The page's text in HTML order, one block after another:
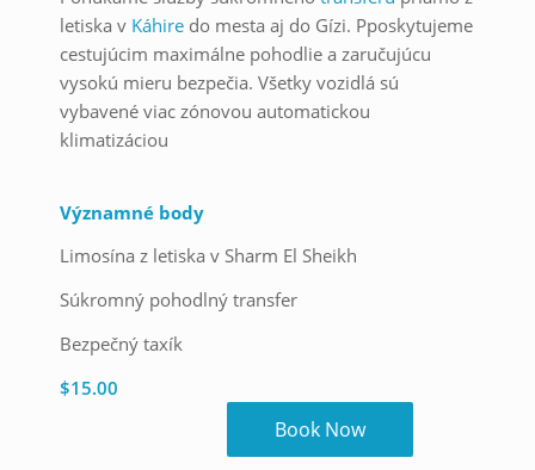
letiska v Káhire do mesta aj do Gízi. Pposkytujeme
cestujúcim maximálne pohodlie a zaručujúcu
vysokú mieru bezpečia. Všetky vozidlá sú
vybavené viac zónovou automatickou
klimatizáciou
Významné body
Limosína z letiska v Sharm El Sheikh
Súkromný pohodlný transfer
Bezpečný taxík
$15.00
Book Now